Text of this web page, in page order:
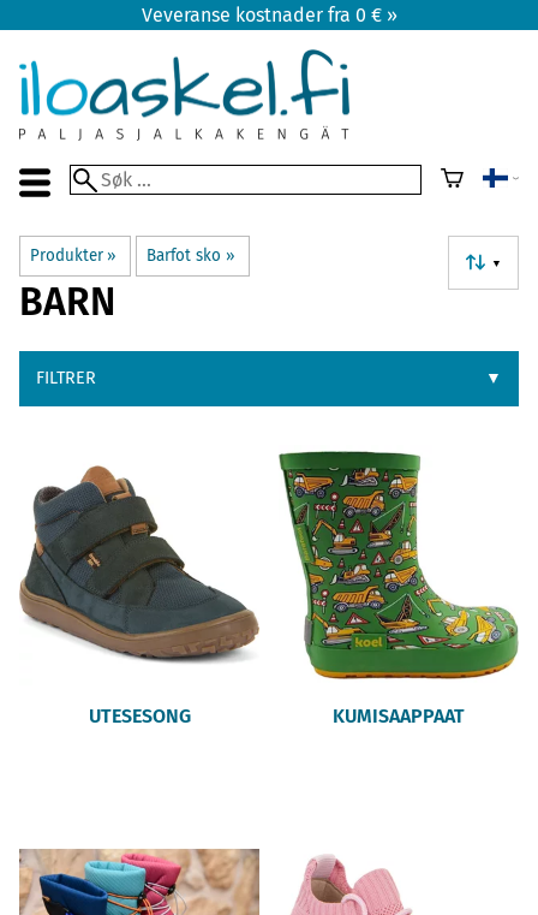
Veveranse kostnader fra 0 € »
Produkter ‪» Barfot sko ‪» ▼
BARN
FILTRER ▼
UTESESONG KUMISAAPPAAT